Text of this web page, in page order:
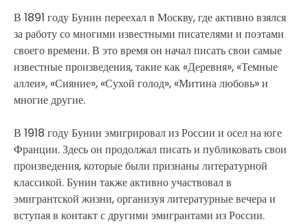
В 1891 году Бунин переехал в Москву, где активно взялся
за работу со многими известными писателями и поэтами
своего времени. В это время он начал писать свои самые
известные произведения, такие как «Деревня», «Темные
аллеи», «Сияние», «Сухой голод», «Митина любовь» и
многие другие.
В 1918 году Бунин эмигрировал из России и осел на юге
Франции. Здесь он продолжал писать и публиковать свои
произведения, которые были признаны литературной
классикой. Бунин также активно участвовал в
эмигрантской жизни, организуя литературные вечера и
вступая в контакт с другими эмигрантами из России.